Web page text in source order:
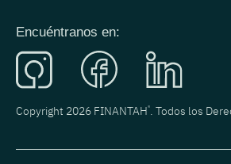
Encuéntranos en:
Copyright 2026 FINANTAH®. Todos los